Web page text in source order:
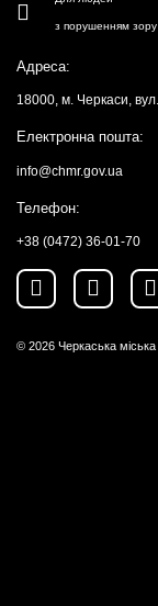
з порушенням зору
Адреса:
18000, м. Черкаси,
Електронна пошта:
info@chmr.gov.ua
Телефон:
+38 (0472) 36-01-70
© 2026 Черкаська